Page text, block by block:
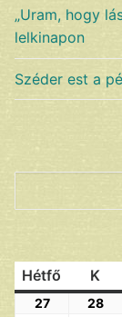
„Uram, hogy
lelkinapon
Széder est a
Hétfő K
27 28